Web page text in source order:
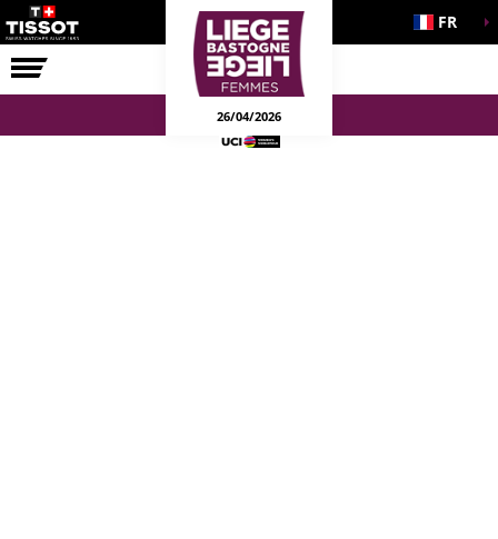
COURSE FR
26/04/2026